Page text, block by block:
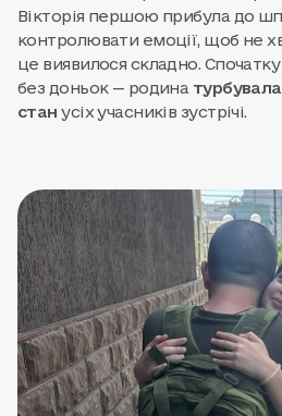
Вікторія першою прибула до
контролювати емоції, щоб не
це виявилося складно.
без доньок — родина
стан усіх учасників зустрічі.